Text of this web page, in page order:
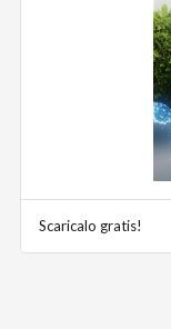
Scaricalo gratis!